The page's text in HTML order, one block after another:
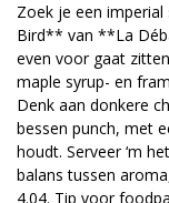
Zoek je een
Bird** van **La
even voor gaat
maple syrup- en
Denk aan donkere
bessen punch, met
houdt. Serveer ‘m
balans tussen
4.04. Tip voor